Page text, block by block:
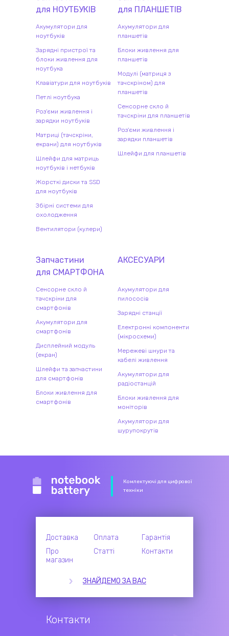
для НОУТБУКІВ
Акумулятори для
ноутбуків
Зарядні пристрої та
блоки живлення для
ноутбука
Клавіатури для ноутбуків
Петлі ноутбука
Роз'єми живлення і
зарядки ноутбуків
Матриці (тачскріни,
екрани) для ноутбуків
Шлейфи для матриць
ноутбуків і нетбуків
Жорсткі диски та SSD
для ноутбуків
Збірні системи для
охолодження
Вентилятори (кулери)
для ПЛАНШЕТІВ
Акумулятори для
планшетів
Блоки живлення для
планшетів
Модулі (матриця з
тачскріном) для
планшетів
Сенсорне скло й
тачскріни для планшетів
Роз'єми живлення і
зарядки планшетів
Шлейфи для планшетів
Запчастини
для СМАРТФОНА
Сенсорне скло й
тачскріни для
смартфонів
Акумулятори для
смартфонів
Дисплейний модуль
(екран)
Шлейфи та запчастини
для смартфонів
Блоки живлення для
смартфонів
АКСЕСУАРИ
Акумулятори для
пилососів
Зарядні станції
Електронні компоненти
(мікросхеми)
Мережеві шнури та
кабелі живлення
Акумулятори для
радіостанцій
Блоки живлення для
моніторів
Акумулятори для
шурупокрутів
Комлектуючі для цифрової
техніки
Доставка Оплата
Гарантія
Про
магазин
Статті Контакти
ЗНАЙДЕМО ЗА ВАС
Контакти